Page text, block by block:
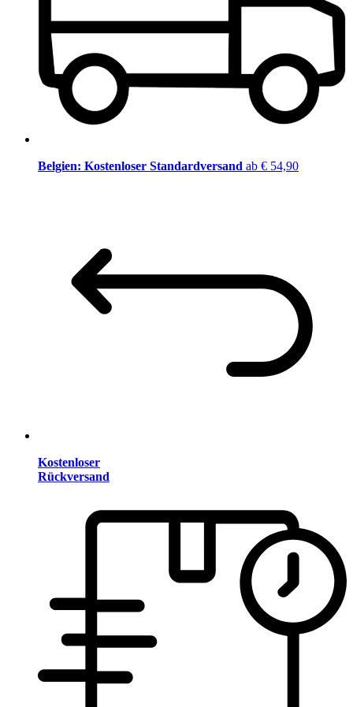
Belgien: Kostenloser Standardversand ab € 54,90
Kostenloser
Rückversand